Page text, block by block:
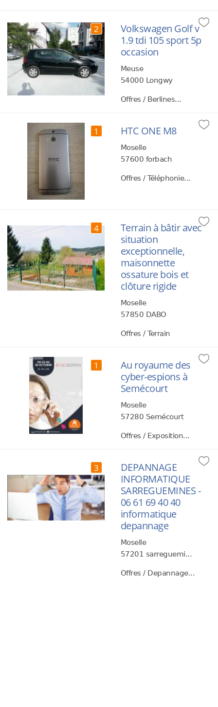
2
Volkswagen Golf v
1.9 tdi 105 sport 5p
occasion
Meuse
54000 Longwy
Offres / Berlines...
1 HTC ONE M8
Moselle
57600 forbach
Offres / Téléphonie...
4
Terrain à bâtir avec
situation
exceptionnelle,
maisonnette
ossature bois et
clôture rigide
Moselle
57850 DABO
Offres / Terrain
1
Au royaume des
cyber-espions à
Semécourt
Moselle
57280 Semécourt
Offres / Exposition...
3
DEPANNAGE
INFORMATIQUE
SARREGUEMINES -
06 61 69 40 40
informatique
depannage
Moselle
57201 sarreguemi...
Offres / Depannage...